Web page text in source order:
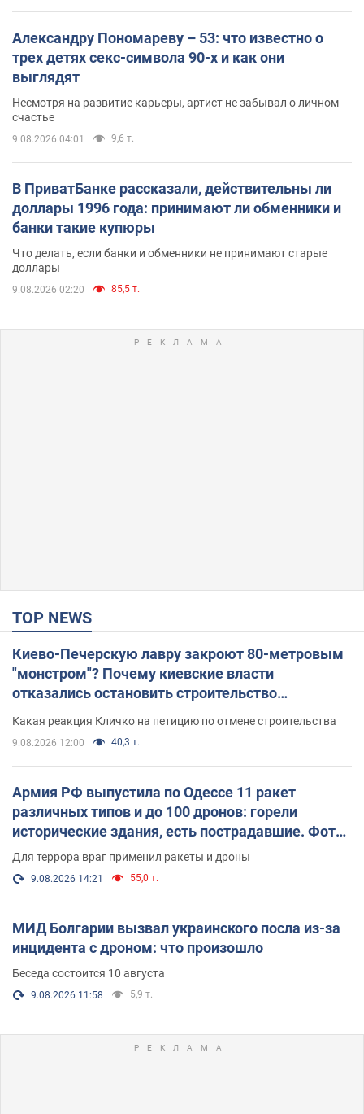
Александру Пономареву – 53: что известно о
трех детях секс-символа 90-х и как они
выглядят
Несмотря на развитие карьеры, артист не забывал о личном
счастье
9.08.2026 04:01 9,6 т.
В ПриватБанке рассказали, действительны ли
доллары 1996 года: принимают ли обменники и
банки такие купюры
Что делать, если банки и обменники не принимают старые
доллары
9.08.2026 02:20 85,5 т.
TOP NEWS
Киево-Печерскую лавру закроют 80-метровым
"монстром"? Почему киевские власти
отказались остановить строительство
Какая реакция Кличко на петицию по отмене строительства
9.08.2026 12:00 40,3 т.
Армия РФ выпустила по Одессе 11 ракет
различных типов и до 100 дронов: горели
исторические здания, есть пострадавшие. Фото
и видео
Для террора враг применил ракеты и дроны
9.08.2026 14:21 55,0 т.
МИД Болгарии вызвал украинского посла из-за
инцидента с дроном: что произошло
Беседа состоится 10 августа
9.08.2026 11:58 5,9 т.